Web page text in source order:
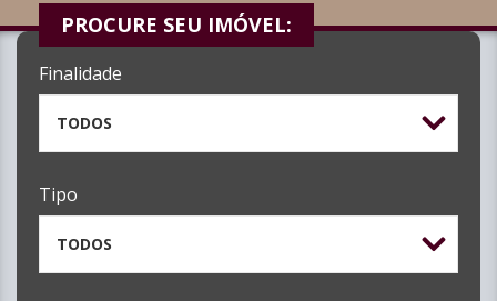
PROCURE SEU IMÓVEL:
Finalidade
TODOS
Tipo
TODOS